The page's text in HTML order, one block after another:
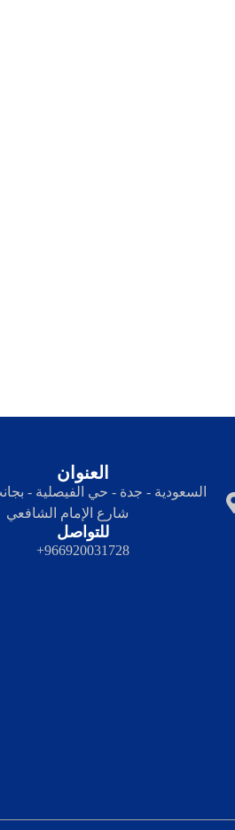
العنوان
السعودية - جدة - حي الفيصلية -
شارع الإمام الشافعي
للتواصل
966920031728+